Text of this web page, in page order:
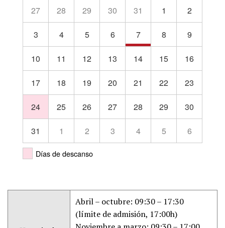
27 28 29 30 31 1 2
3 4 5 6 7 8 9
10 11 12 13 14 15 16
17 18 19 20 21 22 23
24 25 26 27 28 29 30
31 1 2 3 4 5 6
Días de descanso
Abril – octubre: 09:30 – 17:30
(límite de admisión, 17:00h)